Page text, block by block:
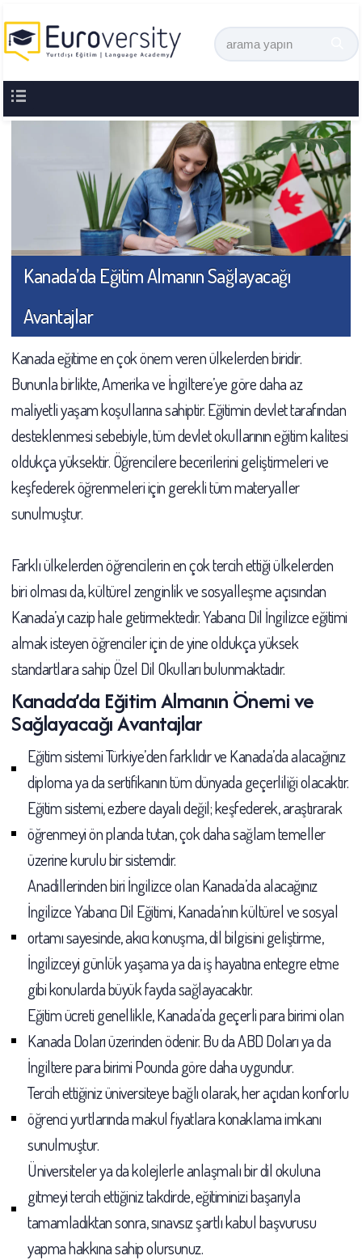
Kanada’da Eğitim Almanın Sağlayacağı
Avantajlar
Kanada eğitime en çok önem veren ülkelerden biridir.
Bununla birlikte, Amerika ve İngiltere’ye göre daha az
maliyetli yaşam koşullarına sahiptir. Eğitimin devlet tarafından
desteklenmesi sebebiyle, tüm devlet okullarının eğitim kalitesi
oldukça yüksektir. Öğrencilere becerilerini geliştirmeleri ve
keşfederek öğrenmeleri için gerekli tüm materyaller
sunulmuştur.
Farklı ülkelerden öğrencilerin en çok tercih ettiği ülkelerden
biri olması da, kültürel zenginlik ve sosyalleşme açısından
Kanada’yı cazip hale getirmektedir. Yabancı Dil İngilizce eğitimi
almak isteyen öğrenciler için de yine oldukça yüksek
standartlara sahip Özel Dil Okulları bulunmaktadır.
Kanada’da Eğitim Almanın Önemi ve
Sağlayacağı Avantajlar
Eğitim sistemi Türkiye’den farklıdır ve Kanada’da alacağınız
diploma ya da sertifikanın tüm dünyada geçerliliği olacaktır.
Eğitim sistemi, ezbere dayalı değil; keşfederek, araştırarak
öğrenmeyi ön planda tutan, çok daha sağlam temeller
üzerine kurulu bir sistemdir.
Anadillerinden biri İngilizce olan Kanada’da alacağınız
İngilizce Yabancı Dil Eğitimi, Kanada’nın kültürel ve sosyal
ortamı sayesinde, akıcı konuşma, dil bilgisini geliştirme,
İngilizceyi günlük yaşama ya da iş hayatına entegre etme
gibi konularda büyük fayda sağlayacaktır.
Eğitim ücreti genellikle, Kanada’da geçerli para birimi olan
Kanada Doları üzerinden ödenir. Bu da ABD Doları ya da
İngiltere para birimi Pounda göre daha uygundur.
Tercih ettiğiniz üniversiteye bağlı olarak, her açıdan konforlu
öğrenci yurtlarında makul fiyatlara konaklama imkanı
sunulmuştur.
Üniversiteler ya da kolejlerle anlaşmalı bir dil okuluna
gitmeyi tercih ettiğiniz takdirde, eğitiminizi başarıyla
tamamladıktan sonra, sınavsız şartlı kabul başvurusu
yapma hakkına sahip olursunuz.